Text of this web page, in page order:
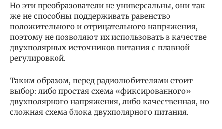
Но эти преобразователи не универсальны, они так
же не способны поддерживать равенство
положительного и отрицательного напряжения,
поэтому не позволяют их использовать в качестве
двухполярных источников питания с плавной
регулировкой.
Таким образом, перед радиолюбителями стоит
выбор: либо простая схема «фиксированного»
двухполярного напряжения, либо качественная, но
сложная схема блока двухполярного питания.